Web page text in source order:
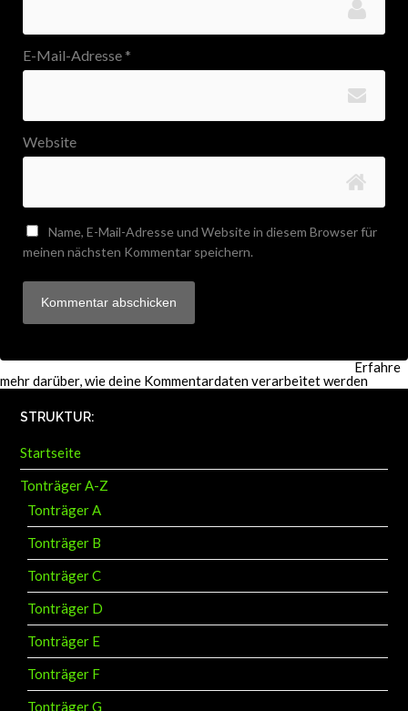
E-Mail-Adresse *
Website
Name, E-Mail-Adresse und Website in diesem Browser für
meinen nächsten Kommentar speichern.
Diese Website verwendet Akismet, um Spam zu reduzieren.Erfahre
mehr darüber, wie deine Kommentardaten verarbeitet werden.
STRUKTUR:
Startseite
Tonträger A-Z
Tonträger A
Tonträger B
Tonträger C
Tonträger D
Tonträger E
Tonträger F
Tonträger G